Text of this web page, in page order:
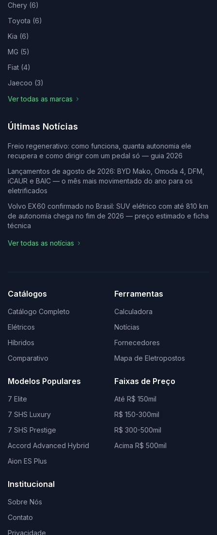
Chery (6)
Toyota (6)
Kia (6)
MG (5)
Fiat (4)
Jaecoo (3)
Ver todas as marcas
Últimas Notícias
Freio regenerativo: como funciona, quanta autonomia ele
recupera e como dirigir com um pedal só — guia 2026
Lançamentos de agosto de 2026: BYD Mako, Omoda 4, DFM,
iCAUR e BAIC — o mês mais movimentado do ano para os
eletrificados
Volvo EX60 confirmado no Brasil: SUV elétrico com até 810 km
de autonomia chega no fim de 2026 — preço estimado e ficha
técnica
Ver todas as notícias
Catálogos
Catálogo Completo
Elétricos
Híbridos
Comparativo
Ferramentas
Calculadora
Notícias
Fornecedores
Mapa de Eletropostos
Modelos Populares
7 Elite
7 SHS Luxury
7 SHS Prestige
Accord Advanced Hybrid
Aion ES Plus
Faixas de Preço
Até R$ 150mil
R$ 150-300mil
R$ 300-500mil
Acima R$ 500mil
Institucional
Sobre Nós
Contato
Privacidade